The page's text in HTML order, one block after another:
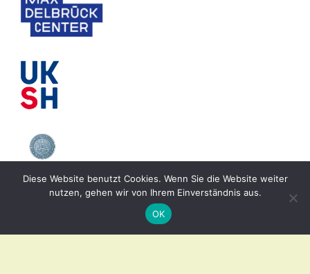
Diese Website benutzt Cookies. Wenn Sie die Website weiter
nutzen, gehen wir von Ihrem Einverständnis aus.
OK